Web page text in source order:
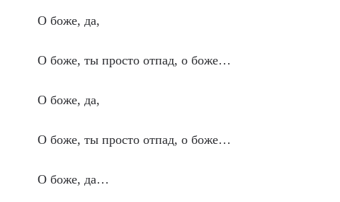
О боже, да,
О боже, ты просто отпад, о боже…
О боже, да,
О боже, ты просто отпад, о боже…
О боже, да…